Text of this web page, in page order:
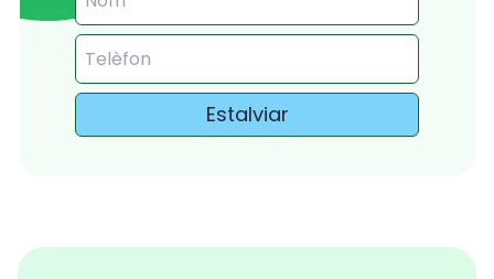
Estalviar